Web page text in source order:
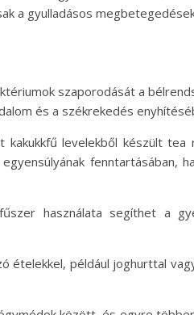
a gyulladásos
szaporodását a
és a székrekedés
levelekből készült tea
fenntartásában,
használata segíthet a
ételekkel, például joghurttal